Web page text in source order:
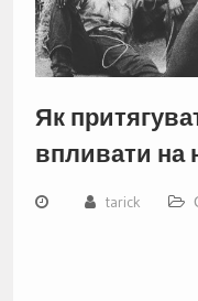
Як
впливати на
tarick